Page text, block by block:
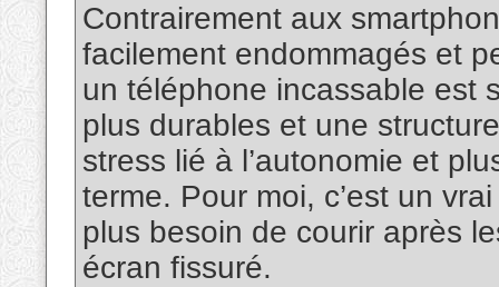
Contrairement aux
facilement endommagés et
un téléphone incassable est
plus durables et une
stress lié à l’autonomie et
terme. Pour moi, c’est un
plus besoin de courir après
écran fissuré.